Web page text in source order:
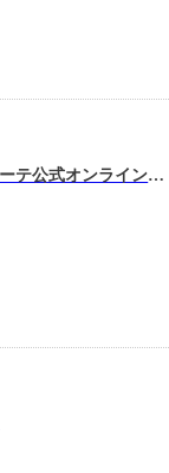
イヴ・サンローラン・ボーテ公式オンラインブティック